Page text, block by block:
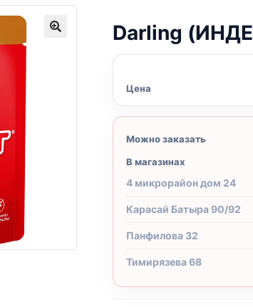
Darling
Цена
Можно заказать
В магазинах
4 микрорайон дом 24
Карасай Батыра 90/92
Панфилова 32
Тимирязева 68